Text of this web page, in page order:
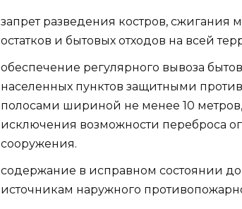
запрет разведения костров, сжигания
остатков и бытовых отходов на всей
обеспечение регулярного вывоза
населенных пунктов защитными
полосами шириной не менее 10
исключения возможности переброса
сооружения.
содержание в исправном состоянии
источникам наружного